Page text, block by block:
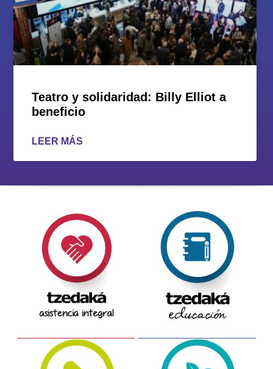
Teatro y solidaridad: Billy Elliot a
beneficio
LEER MÁS